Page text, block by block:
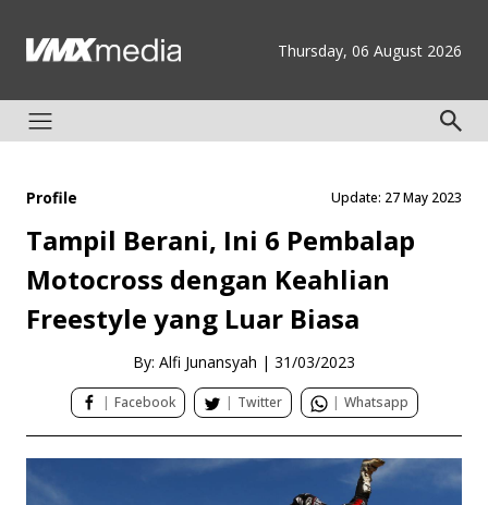
Thursday, 06 August 2026
Profile Update: 27 May 2023
Tampil Berani, Ini 6 Pembalap
Motocross dengan Keahlian
Freestyle yang Luar Biasa
By: Alfi Junansyah | 31/03/2023
| Facebook | Twitter | Whatsapp